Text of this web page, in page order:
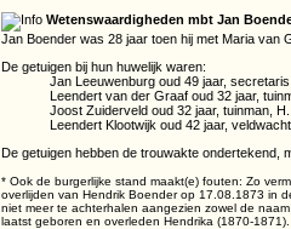
Wetenswaardigheden mbt Jan
Jan Boender was 28 jaar toen hij met Maria van
De getuigen bij hun huwelijk waren:
Jan Leeuwenburg oud 49 jaar,
Leendert van der Graaf oud 32 jaar,
Joost Zuiderveld oud 32 jaar, tuinman,
Leendert Klootwijk oud 42 jaar,
De getuigen hebben de trouwakte ondertekend,
* Ook de burgerlijke stand maakt(e) fouten: Zo
overlijden van Hendrik Boender op 17.08.1873 in
niet meer te achterhalen aangezien zowel de
laatst geboren en overleden Hendrika (1870-1871).